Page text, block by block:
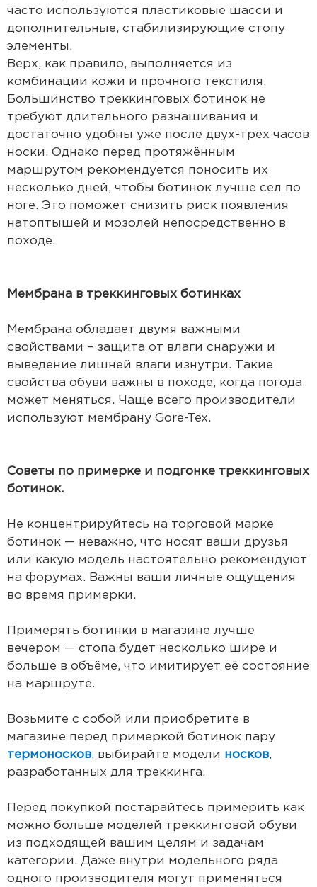
часто используются пластиковые шасси и
дополнительные, стабилизирующие стопу
элементы.
Верх, как правило, выполняется из
комбинации кожи и прочного текстиля.
Большинство треккинговых ботинок не
требуют длительного разнашивания и
достаточно удобны уже после двух-трёх часов
носки. Однако перед протяжённым
маршрутом рекомендуется поносить их
несколько дней, чтобы ботинок лучше сел по
ноге. Это поможет снизить риск появления
натоптышей и мозолей непосредственно в
походе.
Мембрана в треккинговых ботинках
Мембрана обладает двумя важными
свойствами – защита от влаги снаружи и
выведение лишней влаги изнутри. Такие
свойства обуви важны в походе, когда погода
может меняться. Чаще всего производители
используют мембрану Gore-Tex.
Советы по примерке и подгонке треккинговых
ботинок.
Не концентрируйтесь на торговой марке
ботинок — неважно, что носят ваши друзья
или какую модель настоятельно рекомендуют
на форумах. Важны ваши личные ощущения
во время примерки.
Примерять ботинки в магазине лучше
вечером — стопа будет несколько шире и
больше в объёме, что имитирует её состояние
на маршруте.
Возьмите с собой или приобретите в
магазине перед примеркой ботинок пару
термоносков, выбирайте модели носков,
разработанных для треккинга.
Перед покупкой постарайтесь примерить как
можно больше моделей треккинговой обуви
из подходящей вашим целям и задачам
категории. Даже внутри модельного ряда
одного производителя могут применяться